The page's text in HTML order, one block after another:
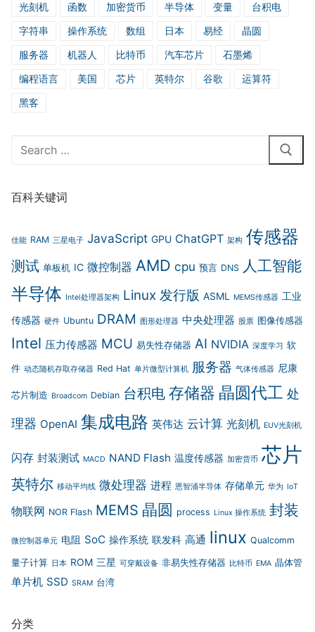
光刻机
函数 加密货币 半导体 变量
台积电
字符串
操作系统 数组 日本 易经
晶圆
服务器
机器人 比特币 汽车芯片
石墨烯
编程语言
美国 芯片 英特尔 谷歌
运算符
黑客
Search
百科关键词
佳能 RAM 三星电子 JavaScript GPU ChatGPT 架构 传感器
测试 单板机 IC 微控制器 AMD cpu 预言 DNS 人工智能
半导体 Intel处理器架构 Linux 发行版 ASML MEMS传感器 工业
传感器 硬件 Ubuntu DRAM 图形处理器 中央处理器 股票 图像传感器
Intel 压力传感器 MCU 易失性存储器 AI NVIDIA 深度学习 软
件 动态随机存取存储器 Red Hat 单片微型计算机 服务器 气体传感器 尼康
芯片制造 Broadcom Debian 台积电 存储器 晶圆代工 处
理器 OpenAI 集成电路 英伟达 云计算 光刻机 EUV光刻机
闪存 封装测试 MACD NAND Flash 温度传感器 加密货币 芯片
英特尔 移动平均线 微处理器 进程 恩智浦半导体 存储单元 华为 IoT
物联网 NOR Flash MEMS 晶圆 process Linux 操作系统 封装
微控制器单元 电阻 SoC 操作系统 联发科 高通 linux Qualcomm
量子计算 日本 ROM 三星 可穿戴设备 非易失性存储器 比特币 EMA 晶体管
单片机 SSD SRAM 台湾
分类